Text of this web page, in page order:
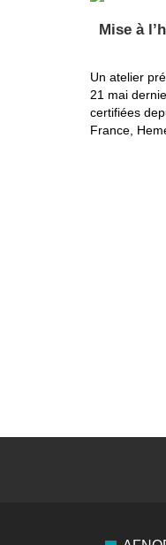
Mise à
Un atelier
21 mai
certifiées
France,